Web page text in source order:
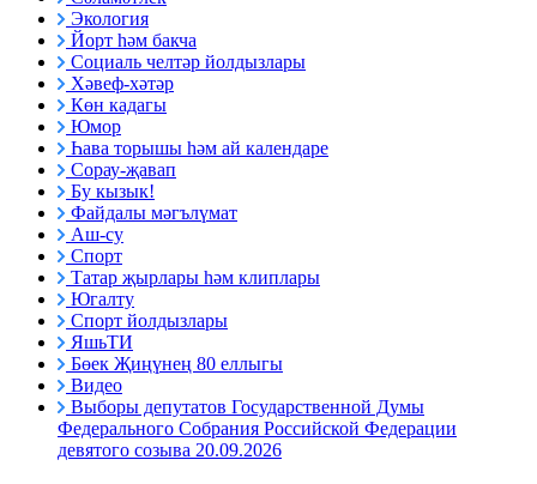
Экология
Йорт һәм бакча
Социаль челтәр йолдызлары
Хәвеф-хәтәр
Көн кадагы
Юмор
Һава торышы һәм ай календаре
Сорау-җавап
Бу кызык!
Файдалы мәгълүмат
Аш-су
Спорт
Татар җырлары һәм клиплары
Югалту
Спорт йолдызлары
ЯшьТИ
Бөек Җиңүнең 80 еллыгы
Видео
Выборы депутатов Государственной Думы
Федерального Собрания Российской Федерации
девятого созыва 20.09.2026